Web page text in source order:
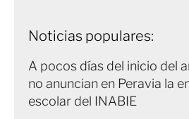
Noticias populares:
A pocos días del inicio del
no anuncian en Peravia la
escolar del INABIE